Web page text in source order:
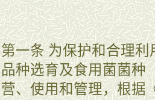
第一条 为保护和合理
品种选育及食用菌菌种
营、使用和管理，根据